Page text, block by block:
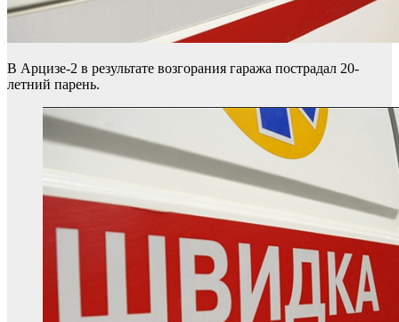
В Арцизе-2 в результате возгорания гаража пострадал 20-
летний парень.